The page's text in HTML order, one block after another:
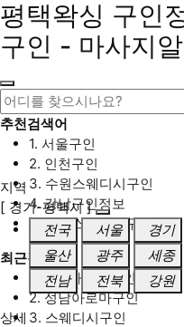
평택왁싱 구인
구인 - 마사지
추천검색어
1. 서울구인
2. 인천구인
3. 수원스웨디시구인
4. 강남구인정보
5. 동탄스웨디시구인
최근검색어
1. 일산마사지구인
2. 성남아로마구인
3. 스웨디시구인
지역
[ 경기-평택시 ]
전국
서울 경기
울산
광주 세종
전남
전북 강원
상세